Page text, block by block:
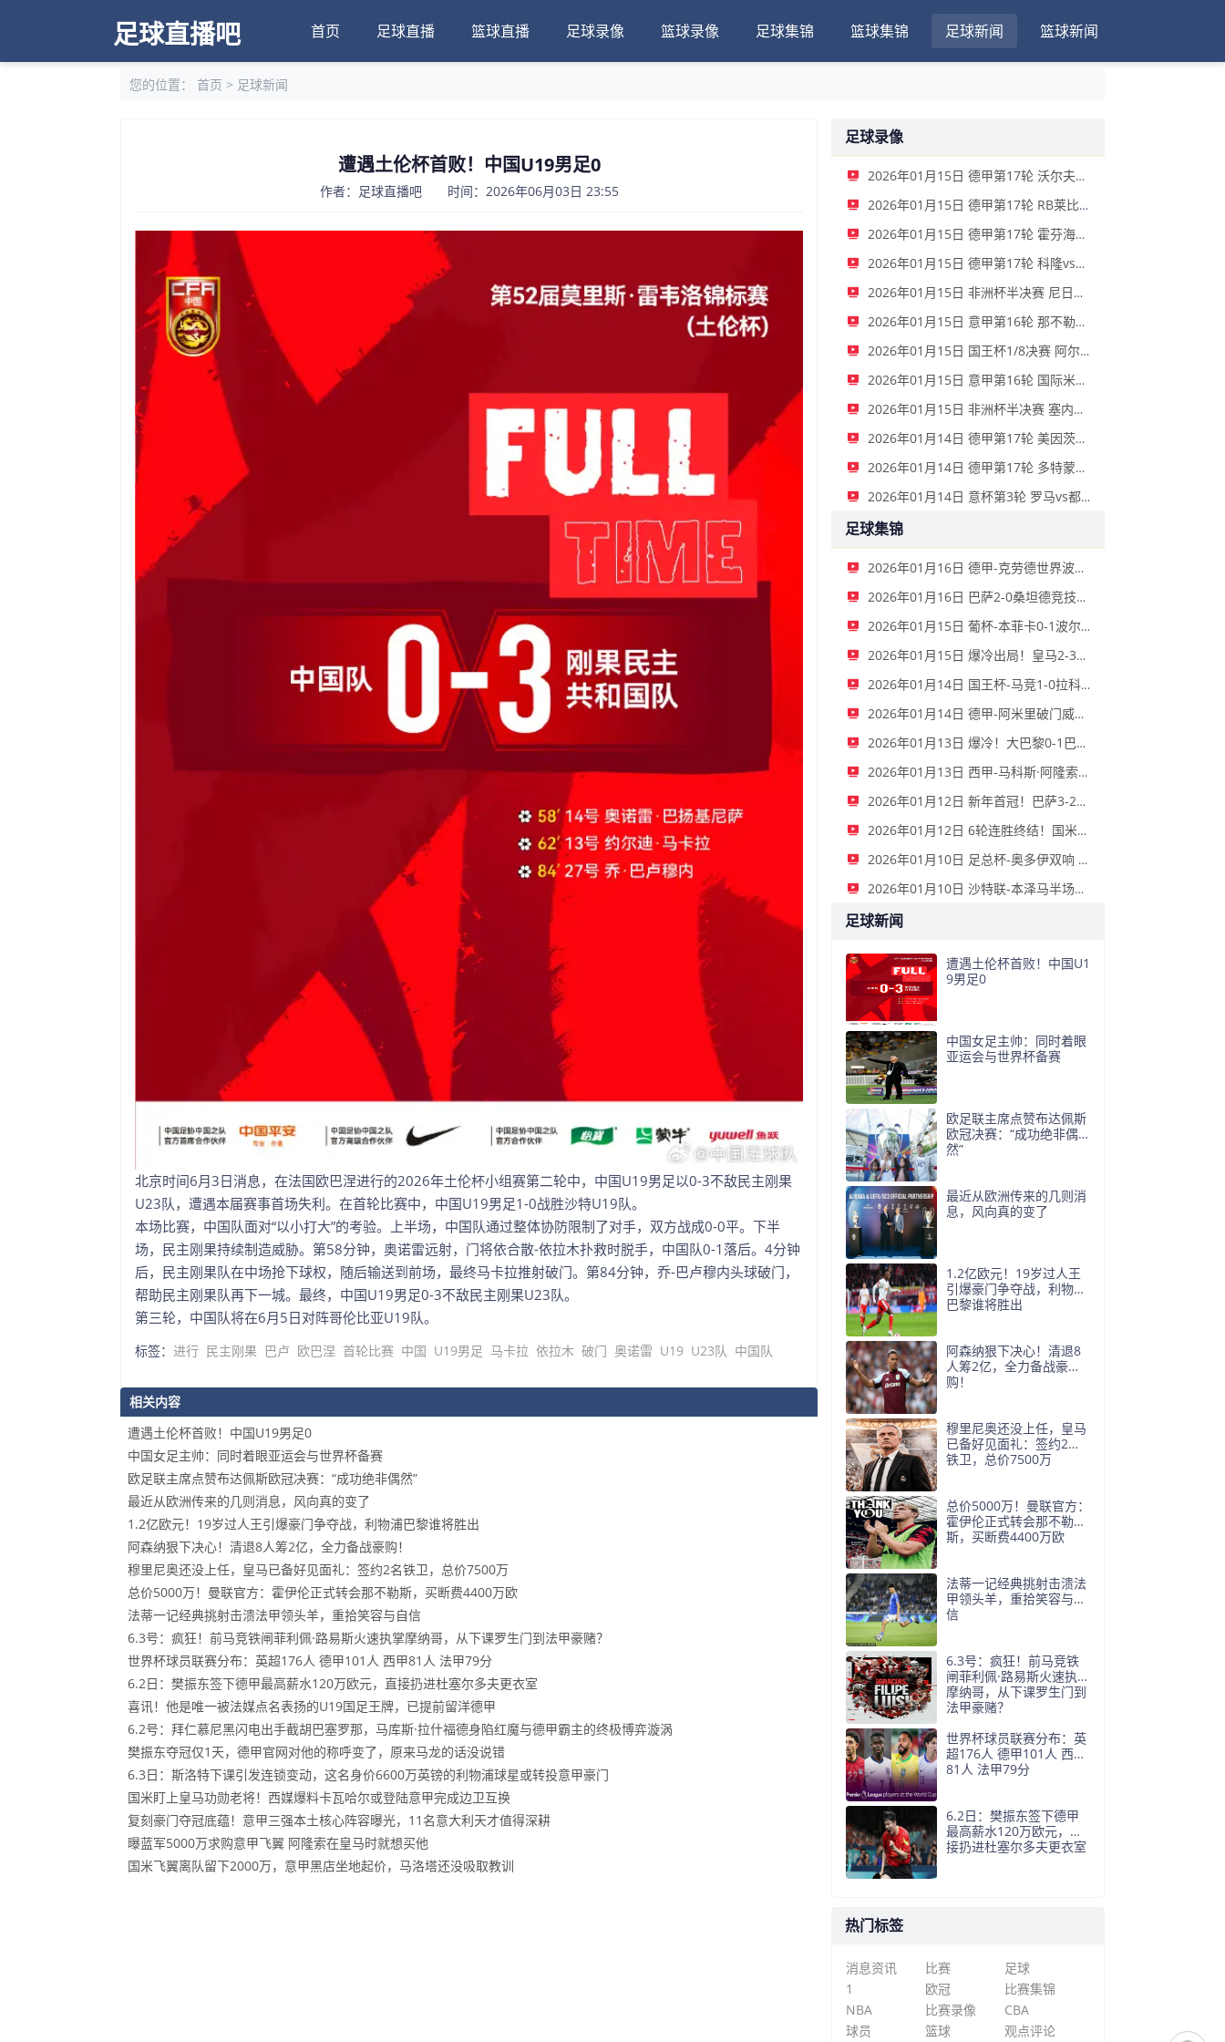
足球直播吧 首页 足球直播 篮球直播 足球录像 篮球录像 足球集锦 篮球集锦 足球新闻 篮球新闻
您的位置： 首页 > 足球新闻
遭遇土伦杯首败！中国U19男足0
作者：足球直播吧 时间：2026年06月03日 23:55
北京时间6月3日消息，在法国欧巴涅进行的2026年土伦杯小组赛第二轮中，中国U19男足以0-3不敌民主刚果
U23队，遭遇本届赛事首场失利。在首轮比赛中，中国U19男足1-0战胜沙特U19队。
本场比赛，中国队面对“以小打大”的考验。上半场，中国队通过整体协防限制了对手，双方战成0-0平。下半
场，民主刚果持续制造威胁。第58分钟，奥诺雷远射，门将依合散-依拉木扑救时脱手，中国队0-1落后。4分钟
后，民主刚果队在中场抢下球权，随后输送到前场，最终马卡拉推射破门。第84分钟，乔-巴卢穆内头球破门，
帮助民主刚果队再下一城。最终，中国U19男足0-3不敌民主刚果U23队。
第三轮，中国队将在6月5日对阵哥伦比亚U19队。
标签： 进行 民主刚果 巴卢 欧巴涅 首轮比赛 中国 U19男足 马卡拉 依拉木 破门 奥诺雷 U19 U23队 中国队
相关内容
遭遇土伦杯首败！中国U19男足0
中国女足主帅：同时着眼亚运会与世界杯备赛
欧足联主席点赞布达佩斯欧冠决赛：“成功绝非偶然”
最近从欧洲传来的几则消息，风向真的变了
1.2亿欧元！19岁过人王引爆豪门争夺战，利物浦巴黎谁将胜出
阿森纳狠下决心！清退8人筹2亿，全力备战豪购！
穆里尼奥还没上任，皇马已备好见面礼：签约2名铁卫，总价7500万
总价5000万！曼联官方：霍伊伦正式转会那不勒斯，买断费4400万欧
法蒂一记经典挑射击溃法甲领头羊，重拾笑容与自信
6.3号：疯狂！前马竞铁闸菲利佩·路易斯火速执掌摩纳哥，从下课罗生门到法甲豪赌？
世界杯球员联赛分布：英超176人 德甲101人 西甲81人 法甲79分
6.2日：樊振东签下德甲最高薪水120万欧元，直接扔进杜塞尔多夫更衣室
喜讯！他是唯一被法媒点名表扬的U19国足王牌，已提前留洋德甲
6.2号：拜仁慕尼黑闪电出手截胡巴塞罗那，马库斯·拉什福德身陷红魔与德甲霸主的终极博弈漩涡
樊振东夺冠仅1天，德甲官网对他的称呼变了，原来马龙的话没说错
6.3日：斯洛特下课引发连锁变动，这名身价6600万英镑的利物浦球星或转投意甲豪门
国米盯上皇马功勋老将！西媒爆料卡瓦哈尔或登陆意甲完成边卫互换
复刻豪门夺冠底蕴！意甲三强本土核心阵容曝光，11名意大利天才值得深耕
曝蓝军5000万求购意甲飞翼 阿隆索在皇马时就想买他
国米飞翼离队留下2000万，意甲黑店坐地起价，马洛塔还没吸取教训
足球录像
2026年01月15日 德甲第17轮 沃尔夫斯堡vs圣保利 全场录像
2026年01月15日 德甲第17轮 RB莱比锡vs弗赖堡 全场录像
2026年01月15日 德甲第17轮 霍芬海姆vs门兴 全场录像
2026年01月15日 德甲第17轮 科隆vs拜仁慕尼黑 全场录像
2026年01月15日 非洲杯半决赛 尼日利亚vs摩洛哥 全场录像
2026年01月15日 意甲第16轮 那不勒斯vs帕尔马 全场录像
2026年01月15日 国王杯1/8决赛 阿尔瓦塞特vs皇家马德里 全场录像
2026年01月15日 意甲第16轮 国际米兰vs莱切 全场录像
2026年01月15日 非洲杯半决赛 塞内加尔vs埃及 全场录像
2026年01月14日 德甲第17轮 美因茨vs海登海姆 全场录像
2026年01月14日 德甲第17轮 多特蒙德vs不莱梅 全场录像
2026年01月14日 意杯第3轮 罗马vs都灵 全场录像
足球集锦
2026年01月16日 德甲-克劳德世界波柳比西奇绝平 十人柏林联合1-1奥格斯堡
2026年01月16日 巴萨2-0桑坦德竞技晋级国王杯八强 费兰单刀球破门亚马尔建功
2026年01月15日 葡杯-本菲卡0-1波尔图止步八强 贝德纳雷克制胜帕夫利季斯失良机
2026年01月15日 爆冷出局！皇马2-3遭西乙队阿尔瓦塞特补时绝杀 无缘国王杯8强
2026年01月14日 国王杯-马竞1-0拉科鲁尼亚 格列兹曼十分角任意球破门+远射中横梁
2026年01月14日 德甲-阿米里破门威德默建功 美因茨2-1海登海姆
2026年01月13日 爆冷！大巴黎0-1巴黎FC止步法国杯32强 登贝莱失单刀埃梅里中框
2026年01月13日 西甲-马科斯·阿隆索点射制胜 塞尔塔客场1-0塞维利亚
2026年01月12日 新年首冠！巴萨3-2皇马卫冕西超杯 拉菲尼亚双响维尼修斯一条龙
2026年01月12日 6轮连胜终结！国米2-2那不勒斯 麦克托米奈双响恰20点射孔蒂染红
2026年01月10日 足总杯-奥多伊双响 点球大战诺丁汉森林6-7雷克瑟姆
2026年01月10日 沙特联-本泽马半场戴帽 吉达联合4-0拉斯永恒
足球新闻
遭遇土伦杯首败！中国U1
9男足0
中国女足主帅：同时着眼
亚运会与世界杯备赛
欧足联主席点赞布达佩斯
欧冠决赛：“成功绝非偶
然”
最近从欧洲传来的几则消
息，风向真的变了
1.2亿欧元！19岁过人王
引爆豪门争夺战，利物浦
巴黎谁将胜出
阿森纳狠下决心！清退8
人筹2亿，全力备战豪
购！
穆里尼奥还没上任，皇马
已备好见面礼：签约2名
铁卫，总价7500万
总价5000万！曼联官方：
霍伊伦正式转会那不勒
斯，买断费4400万欧
法蒂一记经典挑射击溃法
甲领头羊，重拾笑容与自
信
6.3号：疯狂！前马竞铁
闸菲利佩·路易斯火速执掌
摩纳哥，从下课罗生门到
法甲豪赌？
世界杯球员联赛分布：英
超176人 德甲101人 西甲
81人 法甲79分
6.2日：樊振东签下德甲
最高薪水120万欧元，直
接扔进杜塞尔多夫更衣室
热门标签
消息资讯 比赛
足球
1
欧冠
比赛集锦
NBA
比赛录像
CBA
球员
篮球 观点评论